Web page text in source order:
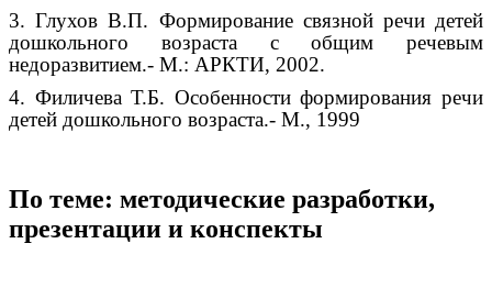
3. Глухов В.П. Формирование связной речи детей
дошкольного возраста с общим речевым
недоразвитием.- М.: АРКТИ, 2002.
4. Филичева Т.Б. Особенности формирования речи
детей дошкольного возраста.- М., 1999
По теме: методические разработки,
презентации и конспекты